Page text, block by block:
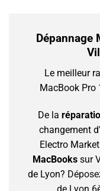
Dépannage
Le meilleur
MacBook Pro
De la
changement
Electro
MacBookssur
de Lyon?